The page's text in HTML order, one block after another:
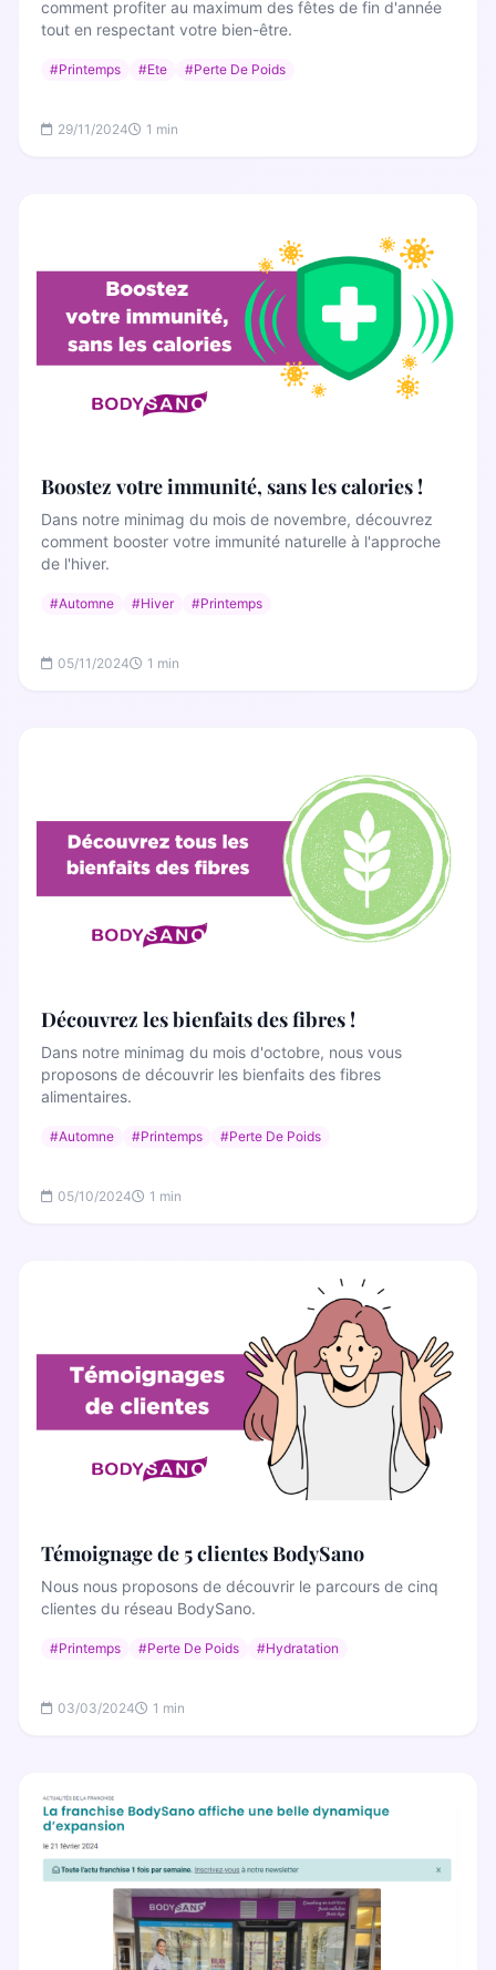
comment profiter au maximum des fêtes de fin d'année
tout en respectant votre bien-être.
#Printemps #Ete #Perte De Poids
29/11/2024 1 min
Boostez votre immunité, sans les calories !
Dans notre minimag du mois de novembre, découvrez
comment booster votre immunité naturelle à l'approche
de l'hiver.
#Automne #Hiver #Printemps
05/11/2024 1 min
Découvrez les bienfaits des fibres !
Dans notre minimag du mois d'octobre, nous vous
proposons de découvrir les bienfaits des fibres
alimentaires.
#Automne #Printemps #Perte De Poids
05/10/2024 1 min
Témoignage de 5 clientes BodySano
Nous nous proposons de découvrir le parcours de cinq
clientes du réseau BodySano.
#Printemps #Perte De Poids #Hydratation
03/03/2024 1 min